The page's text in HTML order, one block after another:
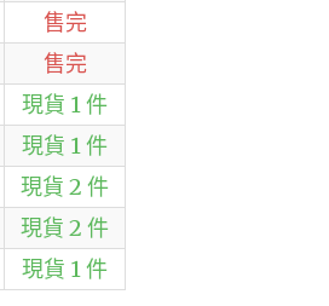
售完
售完
現貨 1 件
現貨 1 件
現貨 2 件
現貨 2 件
現貨 1 件